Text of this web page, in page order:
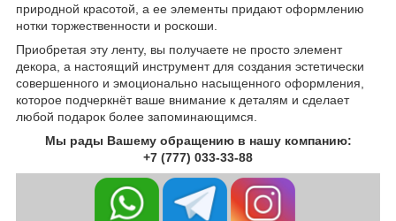
природной красотой, а ее элементы придают оформлению
нотки торжественности и роскоши.
Приобретая эту ленту, вы получаете не просто элемент
декора, а настоящий инструмент для создания эстетически
совершенного и эмоционально насыщенного оформления,
которое подчеркнёт ваше внимание к деталям и сделает
любой подарок более запоминающимся.
Мы рады Вашему обращению в нашу компанию:
+7 (777) 033-33-88